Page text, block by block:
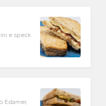
e speck
Edamer,